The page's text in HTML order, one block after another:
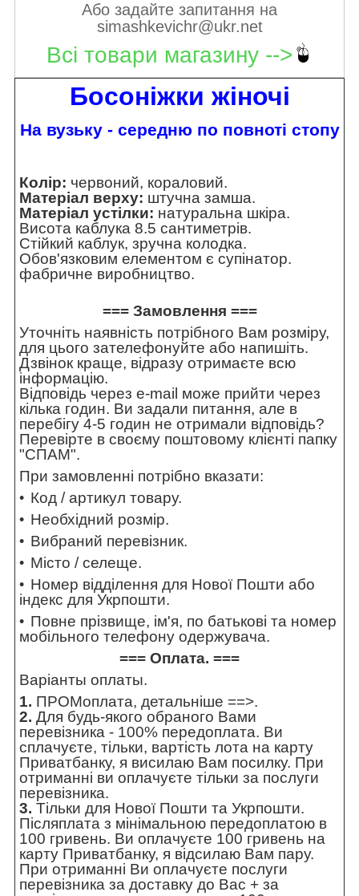
Або задайте запитання на
simashkevichr@ukr.net
Всі товари магазину -->
Босоніжки жіночі
На вузьку - середню по повноті стопу
Колір: червоний, кораловий.
Матеріал верху: штучна замша.
Матеріал устілки: натуральна шкіра.
Висота каблука 8.5 сантиметрів.
Стійкий каблук, зручна колодка.
Обов'язковим елементом є супінатор.
фабричне виробництво.
=== Замовлення ===
Уточніть наявність потрібного Вам розміру,
для цього зателефонуйте або напишіть.
Дзвінок краще, відразу отримаєте всю
інформацію.
Відповідь через e-mail може прийти через
кілька годин. Ви задали питання, але в
перебігу 4-5 годин не отримали відповідь?
Перевірте в своєму поштовому клієнті папку
"СПАМ".
При замовленні потрібно вказати:
Код / артикул товару.
Необхідний розмір.
Вибраний перевізник.
Місто / селеще.
Номер відділення для Нової Пошти або
індекс для Укрпошти.
Повне прізвище, ім'я, по батькові та номер
мобільного телефону одержувача.
=== Оплата. ===
Варіанты оплаты.
1. ПРОМоплата, детальніше ==>.
2. Для будь-якого обраного Вами
перевізника - 100% передоплата. Ви
сплачуєте, тільки, вартість лота на карту
Приватбанку, я висилаю Вам посилку. При
отриманні ви оплачуєте тільки за послуги
перевізника.
3. Тільки для Нової Пошти та Укрпошти.
Післяплата з мінімальною передоплатою в
100 гривень. Ви оплачуєте 100 гривень на
карту Приватбанку, я відсилаю Вам пару.
При отриманні Ви оплачуєте послуги
перевізника за доставку до Вас + за